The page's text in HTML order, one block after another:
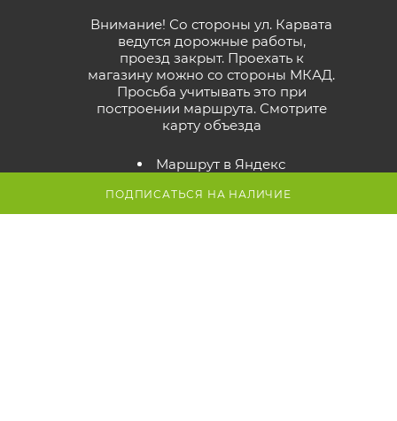
ПОДПИСАТЬСЯ НА НАЛИЧИЕ
Внимание! Со стороны ул. Карвата
ведутся дорожные работы,
проезд закрыт. Проехать к
магазину можно со стороны МКАД.
Просьба учитывать это при
построении маршрута. Смотрите
карту объезда
Маршрут в Яндекс
Схема проезда к магазину